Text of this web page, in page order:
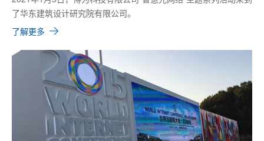
了华东建筑设计研究院有限公司。
了解更多